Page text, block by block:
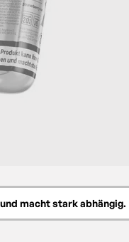
macht stark abhängig.